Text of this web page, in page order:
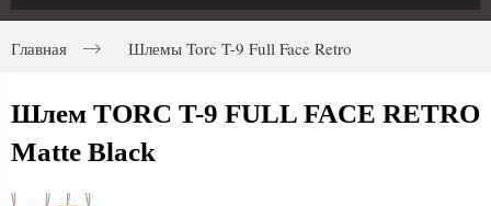
Главная Шлемы Torc T-9 Full Face Retro
Шлем TORC T-9 FULL FACE RETRO
Matte Black